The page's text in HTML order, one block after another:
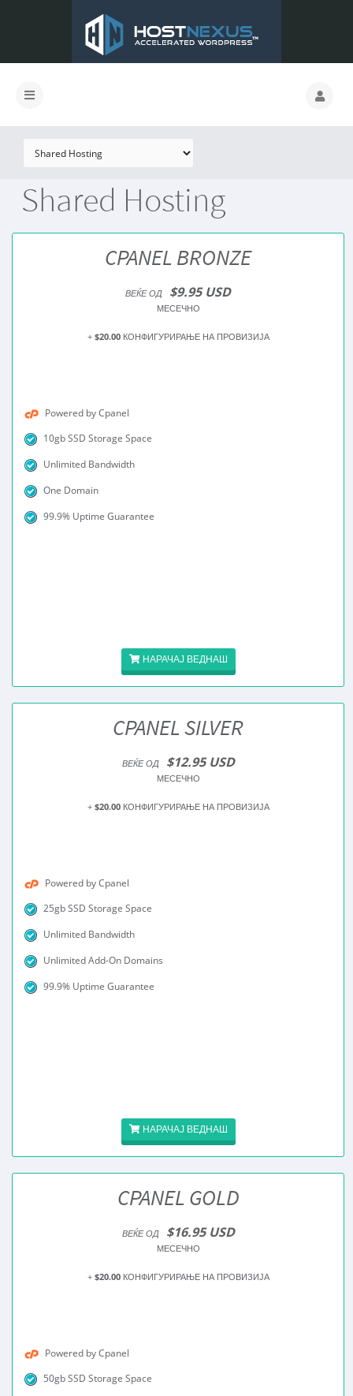
Shared Hosting
CPANEL BRONZE
ВЕЌЕ ОД $9.95 USD
МЕСЕЧНО
+ $20.00КОНФИГУРИРАЊЕ НА ПРОВИЗИЈА
Powered by Cpanel
10gb SSD Storage Space
Unlimited Bandwidth
One Domain
99.9% Uptime Guarantee
НАРАЧАЈ ВЕДНАШ
CPANEL SILVER
ВЕЌЕ ОД $12.95 USD
МЕСЕЧНО
+ $20.00КОНФИГУРИРАЊЕ НА ПРОВИЗИЈА
Powered by Cpanel
25gb SSD Storage Space
Unlimited Bandwidth
Unlimited Add-On Domains
99.9% Uptime Guarantee
НАРАЧАЈ ВЕДНАШ
CPANEL GOLD
ВЕЌЕ ОД $16.95 USD
МЕСЕЧНО
+ $20.00КОНФИГУРИРАЊЕ НА ПРОВИЗИЈА
Powered by Cpanel
50gb SSD Storage Space